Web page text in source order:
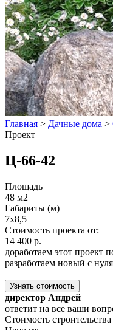
Главная > Дачные дома >
Проект
Ц-66-42
Площадь
48 м2
Габариты (м)
7x8,5
Стоимость проекта от:
14 400 р.
доработаем этот
разработаем новый с нуля
Узнать стоимость
директор Андрей
ответит на все ваши
Стоимость строительства